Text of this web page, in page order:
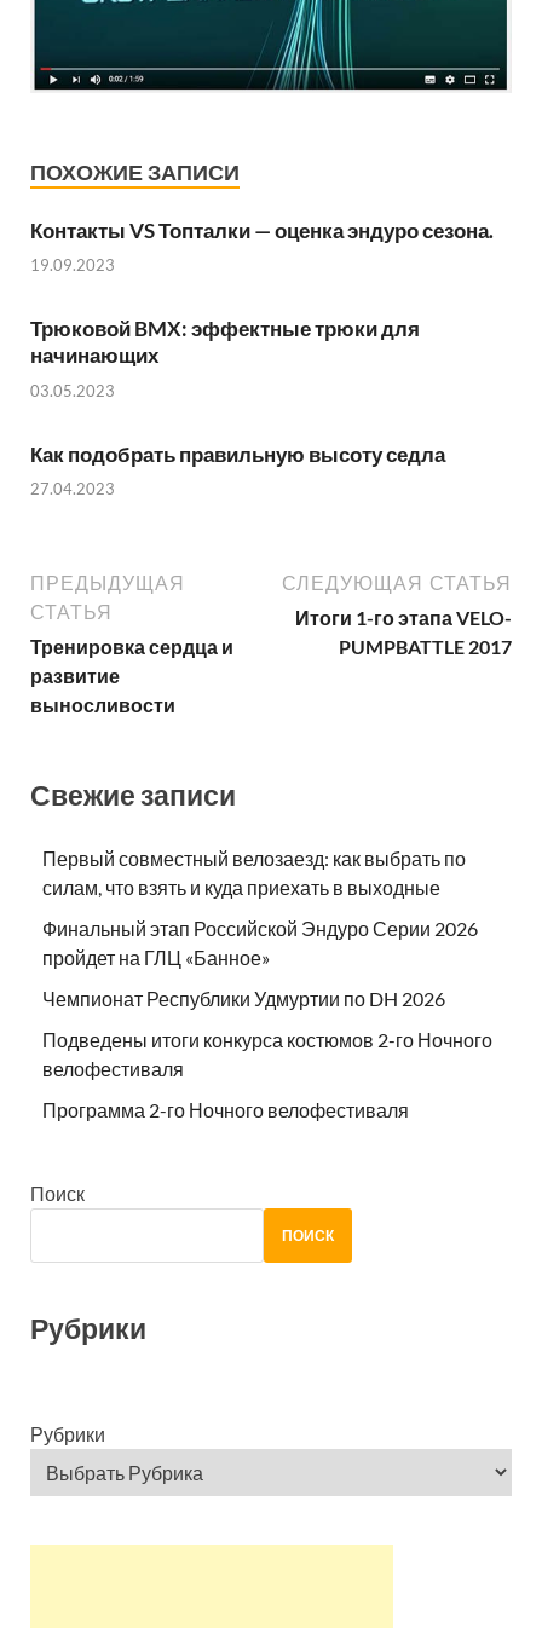
ПОХОЖИЕ ЗАПИСИ
Контакты VS Топталки — оценка эндуро сезона.
19.09.2023
Трюковой BMX: эффектные трюки для
начинающих
03.05.2023
Как подобрать правильную высоту седла
27.04.2023
ПРЕДЫДУЩАЯ
СТАТЬЯ
Тренировка сердца и
развитие
выносливости
СЛЕДУЮЩАЯ СТАТЬЯ
Итоги 1-го этапа VELO-
PUMPBATTLE 2017
Свежие записи
Первый совместный велозаезд: как выбрать по
силам, что взять и куда приехать в выходные
Финальный этап Российской Эндуро Серии 2026
пройдет на ГЛЦ «Банное»
Чемпионат Республики Удмуртии по DH 2026
Подведены итоги конкурса костюмов 2-го Ночного
велофестиваля
Программа 2-го Ночного велофестиваля
Поиск
ПОИСК
Рубрики
Рубрики